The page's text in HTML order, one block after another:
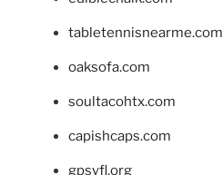
tabletennisnearme.com
oaksofa.com
soultacohtx.com
capishcaps.com
gpsyfl.org